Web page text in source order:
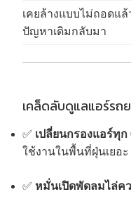
เคยล้างแบบไม่ถอดแ
ปัญหาเดิมกลับมา
เคล็ดลับดูแลแอร์รถ
✅ เปลี่ยนกรองแอร์ทุก
ใช้งานในพื้นที่ฝุ่นเยอะ
✅ หมั่นเปิดพัดลมไล่ค